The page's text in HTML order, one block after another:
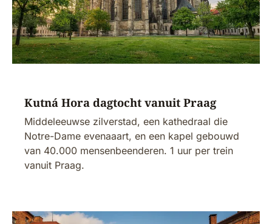
Kutná Hora dagtocht vanuit Praag
Middeleeuwse zilverstad, een kathedraal die
Notre-Dame evenaaart, en een kapel gebouwd
van 40.000 mensenbeenderen. 1 uur per trein
vanuit Praag.